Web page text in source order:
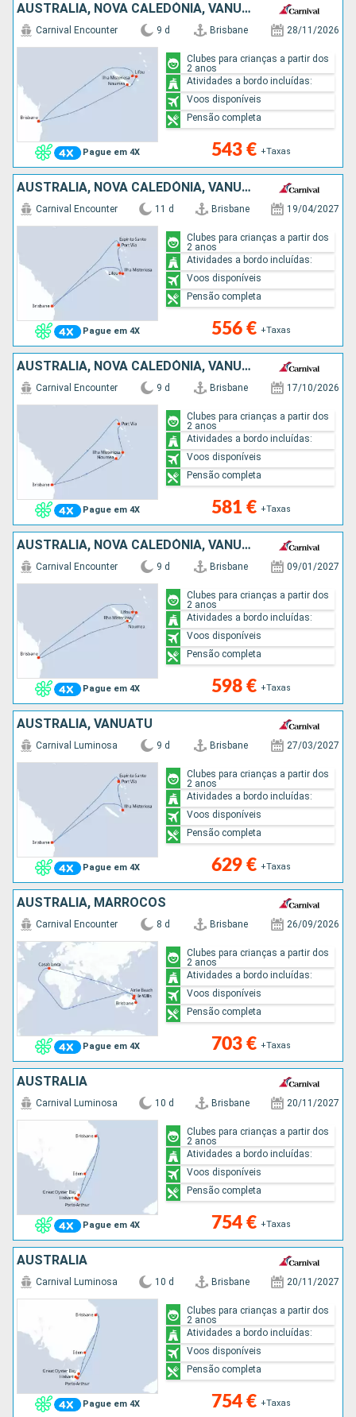
AUSTRALIA, NOVA CALEDÓNIA, VANUATU
Pague em 4X
Carnival Encounter 9 d Brisbane 28/11/2026
543 € +Taxas
Clubes para crianças a partir dos
2 anos
Atividades a bordo incluídas:
Voos disponíveis
Pensão completa
AUSTRALIA, NOVA CALEDÓNIA, VANUATU
Pague em 4X
Carnival Encounter 11 d Brisbane 19/04/2027
556 € +Taxas
Clubes para crianças a partir dos
2 anos
Atividades a bordo incluídas:
Voos disponíveis
Pensão completa
AUSTRALIA, NOVA CALEDÓNIA, VANUATU
Pague em 4X
Carnival Encounter 9 d Brisbane 17/10/2026
581 € +Taxas
Clubes para crianças a partir dos
2 anos
Atividades a bordo incluídas:
Voos disponíveis
Pensão completa
AUSTRALIA, NOVA CALEDÓNIA, VANUATU
Pague em 4X
Carnival Encounter 9 d Brisbane 09/01/2027
598 € +Taxas
Clubes para crianças a partir dos
2 anos
Atividades a bordo incluídas:
Voos disponíveis
Pensão completa
AUSTRALIA, VANUATU
Pague em 4X
Carnival Luminosa 9 d Brisbane 27/03/2027
629 € +Taxas
Clubes para crianças a partir dos
2 anos
Atividades a bordo incluídas:
Voos disponíveis
Pensão completa
AUSTRALIA, MARROCOS
Pague em 4X
Carnival Encounter 8 d Brisbane 26/09/2026
703 € +Taxas
Clubes para crianças a partir dos
2 anos
Atividades a bordo incluídas:
Voos disponíveis
Pensão completa
AUSTRALIA
Pague em 4X
Carnival Luminosa 10 d Brisbane 20/11/2027
754 € +Taxas
Clubes para crianças a partir dos
2 anos
Atividades a bordo incluídas:
Voos disponíveis
Pensão completa
AUSTRALIA
Pague em 4X
Carnival Luminosa 10 d Brisbane 20/11/2027
754 € +Taxas
Clubes para crianças a partir dos
2 anos
Atividades a bordo incluídas:
Voos disponíveis
Pensão completa